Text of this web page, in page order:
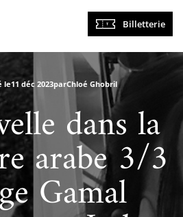
Navigation
principale
Billetterie
le11 déc 2023parChloé Ghobril
dans la
arabe 3/3
Gamal